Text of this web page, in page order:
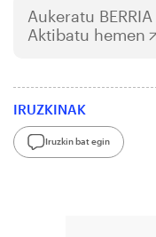
Aukeratu BERRIA
Aktibatu hemen
IRUZKINAK
Iruzkin bat egin